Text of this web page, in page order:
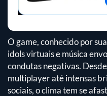
O game, conhecido por
idols virtuais e música
condutas negativas.
multiplayer até intensas
sociais, o clima tem se